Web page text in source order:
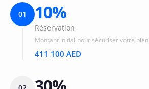
01 10%
Réservation
Montant initial pour sécuriser votre bien
411 100 AED